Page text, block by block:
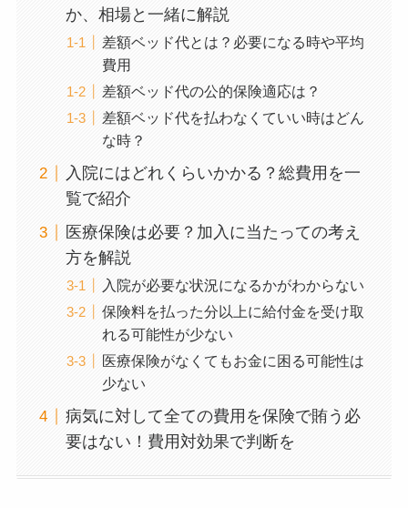
か、相場と一緒に解説
差額ベッド代とは？必要になる時や平均
費用
差額ベッド代の公的保険適応は？
差額ベッド代を払わなくていい時はどん
な時？
入院にはどれくらいかかる？総費用を一
覧で紹介
医療保険は必要？加入に当たっての考え
方を解説
入院が必要な状況になるかがわからない
保険料を払った分以上に給付金を受け取
れる可能性が少ない
医療保険がなくてもお金に困る可能性は
少ない
病気に対して全ての費用を保険で賄う必
要はない！費用対効果で判断を